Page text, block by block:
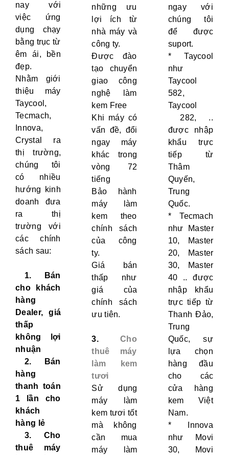
nay với
việc ứng
dụng chạy
bằng trục từ
êm ái, bền
đẹp.
Nhằm giới
thiệu máy
Taycool,
Tecmach,
Innova,
Crystal ra
thị trường,
chúng tôi
có nhiều
hướng kinh
doanh đưa
ra thị
trường với
các chính
sách sau:
1. Bán
cho khách
hàng
Dealer, giá
thấp
không lợi
nhuận
2. Bán
hàng
thanh toán
1 lần cho
khách
hàng lẻ
3. Cho
thuê máy
những ưu
lợi ích từ
nhà máy và
công ty.
Được đào
tạo chuyển
giao công
nghệ làm
kem Free
Khi máy có
vấn đề, đổi
ngay máy
khác trong
vòng 72
tiếng
Bảo hành
máy làm
kem theo
chính sách
của công
ty.
Giá bán
thấp như
giá của
chính sách
ưu tiên.
3.Cho
thuê máy
làm kem
tươi
Sử dụng
máy làm
kem tươi tốt
mà không
cần mua
máy làm
ngay với
chúng tôi
để được
suport.
* Taycool
như
Taycool
582,
Taycool
282, ..
được nhập
khẩu trực
tiếp từ
Thâm
Quyến,
Trung
Quốc.
* Tecmach
như Master
10, Master
20, Master
30, Master
40 .. được
nhập khẩu
trực tiếp từ
Thanh Đảo,
Trung
Quốc, sự
lựa chọn
hàng đầu
cho các
cửa hàng
kem Việt
Nam.
* Innova
như Movi
30, Movi